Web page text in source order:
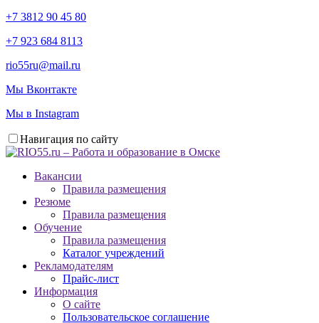
+7 3812 90 45 80
+7 923 684 8113
rio55ru@mail.ru
Мы Вконтакте
Мы в Instagram
Навигация по сайту
Вакансии
Правила размещения
Резюме
Правила размещения
Обучение
Правила размещения
Каталог учреждений
Рекламодателям
Прайс-лист
Информация
О сайте
Пользовательское соглашение